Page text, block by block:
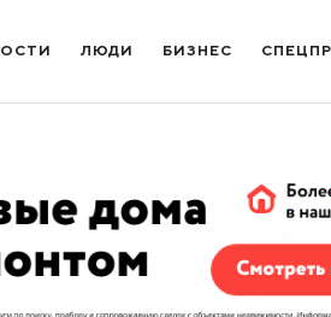
ЛЮДИ БИЗНЕС